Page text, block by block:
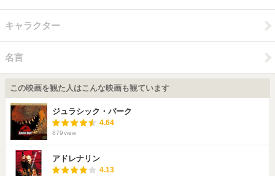
キャラクター
名言
この映画を観た人はこんな映画も観ています
ジュラシック・パーク
4.64
879view
アドレナリン
4.13